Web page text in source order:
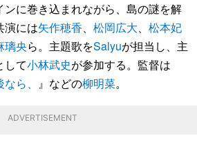
ンに巻き込まれながら、島の謎を解
演には矢作穂香、 松岡広大、 松本妃
璃央ら。主題歌をSalyuが担当し、主
して小林武史が参加する。監督は
ら、 』などの柳明菜。
ADVERTISEMENT